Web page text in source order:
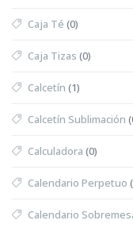
Caja Té (0)
Caja Tizas (0)
Calcetín (1)
Calcetín Sublimación
Calculadora (0)
Calendario Perpetuo
Calendario